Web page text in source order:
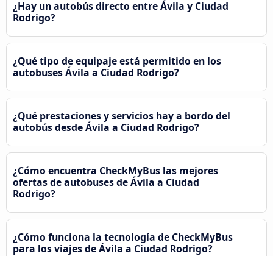
¿Hay un autobús directo entre Ávila‎ y Ciudad
Rodrigo?
¿Qué tipo de equipaje está permitido en los
autobuses Ávila‎ a Ciudad Rodrigo?
¿Qué prestaciones y servicios hay a bordo del
autobús desde Ávila‎ a Ciudad Rodrigo?
¿Cómo encuentra CheckMyBus las mejores
ofertas de autobuses de Ávila‎ a Ciudad
Rodrigo?
¿Cómo funciona la tecnología de CheckMyBus
para los viajes de Ávila‎ a Ciudad Rodrigo?